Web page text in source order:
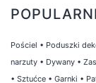
Pościel • Poduszki
narzuty • Dywany •
• Sztućce • Garnki •